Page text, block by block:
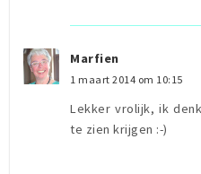
Marfien
1 maart 2014 om 10:15
Lekker vrolijk, ik
te zien krijgen :-)